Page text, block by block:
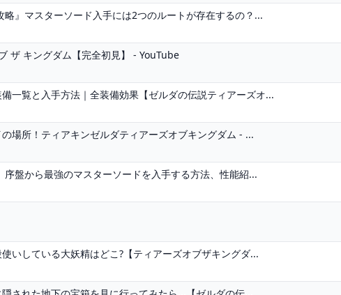
略』マスターソード入手には2つのルートが存在するの？...
ザ キングダム【完全初見】 - YouTube
備一覧と入手方法｜全装備効果【ゼルダの伝説ティアーズオ...
場所！ティアキンゼルダティアーズオブキングダム - ...
序盤から最強のマスターソードを入手する方法、性能紹...
使いしている大妖精はどこ?【ティアーズオブザキングダ...